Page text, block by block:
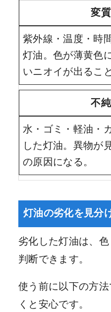
変
紫外線・温度・時
灯油。色が薄黄色
いニオイが出るこ
不
水・ゴミ・軽油・
した灯油。異物が
の原因になる。
灯油の劣化を見分
劣化した灯油は、
判断できます。
使う前に以下の方
くと安心です。